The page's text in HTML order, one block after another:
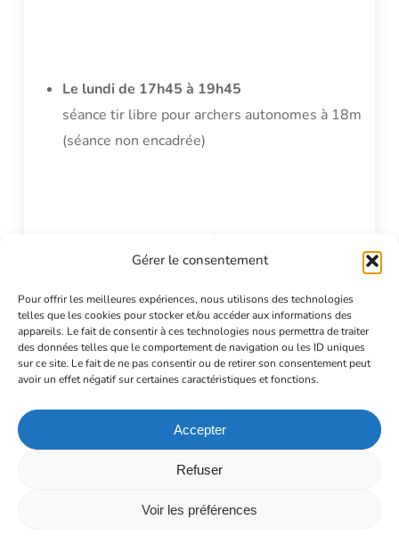
Gérer le consentement
Pour offrir les meilleures expériences, nous utilisons des technologies
telles que les cookies pour stocker et/ou accéder aux informations des
appareils. Le fait de consentir à ces technologies nous permettra de traiter
des données telles que le comportement de navigation ou les ID uniques
sur ce site. Le fait de ne pas consentir ou de retirer son consentement peut
avoir un effet négatif sur certaines caractéristiques et fonctions.
Accepter
Refuser
Voir les préférences
Le lundi de 17h45 à 19h45
séance tir libre pour archers autonomes à 18m
(séance non encadrée)
Le mercredi de 17h00 à 18h45
séance débutant 1ère année (24 places
maximum)
Le mercredi de 18h00 à 19h45
séance 2ème année et plus – séance encadrée
(24 places maximum)
séance tir libre pour archers autonomes à 18m
(séance non encadrée)